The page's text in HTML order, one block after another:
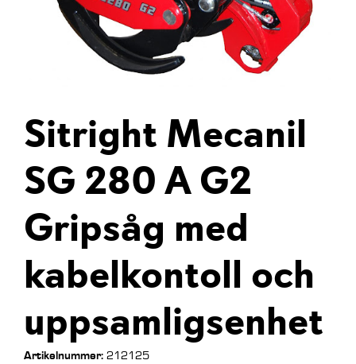
Sitright Mecanil
SG 280 A G2
Gripsåg med
kabelkontoll och
uppsamligsenhet
Artikelnummer:212125